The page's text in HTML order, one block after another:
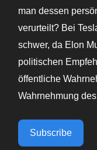
man dessen
verurteilt? Bei
schwer, da Elon
politischen
öffentliche
Wahrnehmung
Subscribe